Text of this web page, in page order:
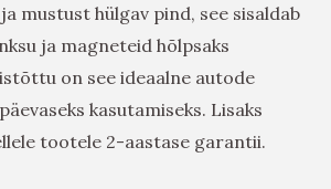
mustust hülgav pind, see sisaldab
ja magneteid hõlpsaks
on see ideaalne autode
kasutamiseks. Lisaks
tootele 2-aastase garantii.